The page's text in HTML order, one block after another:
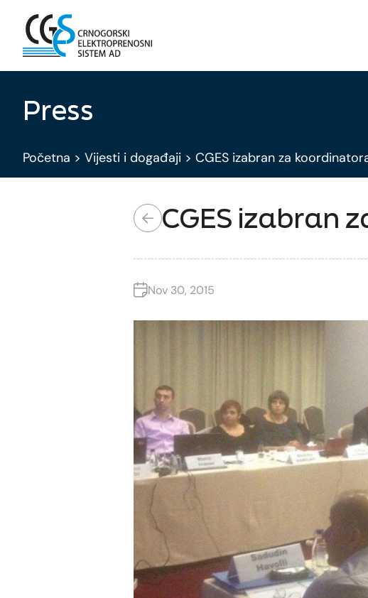
Press
Početna > Vijesti i događaji > CGES izabran za
CGES izabran
Nov 30, 2015